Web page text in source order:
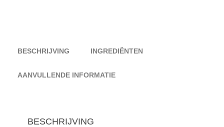
BESCHRIJVING INGREDIËNTEN
AANVULLENDE INFORMATIE
BESCHRIJVING